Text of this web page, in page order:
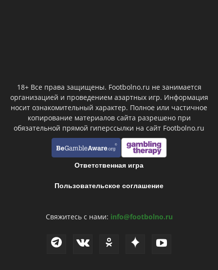
18+ Все права защищены. Footbolno.ru не занимается
организацией и проведением азартных игр. Информация
носит ознакомительный характер. Полное или частичное
копирование материалов сайта разрешено при
обязательной прямой гиперссылки на сайт Footbolno.ru
Ответственная игра
Пользовательское соглашение
Свяжитесь с нами: info@footbolno.ru